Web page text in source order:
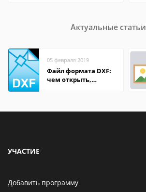
Актуальные статьи
05 февраля 2019
Файл формата DXF:
чем открыть,
УЧАСТИЕ
Добавить программу